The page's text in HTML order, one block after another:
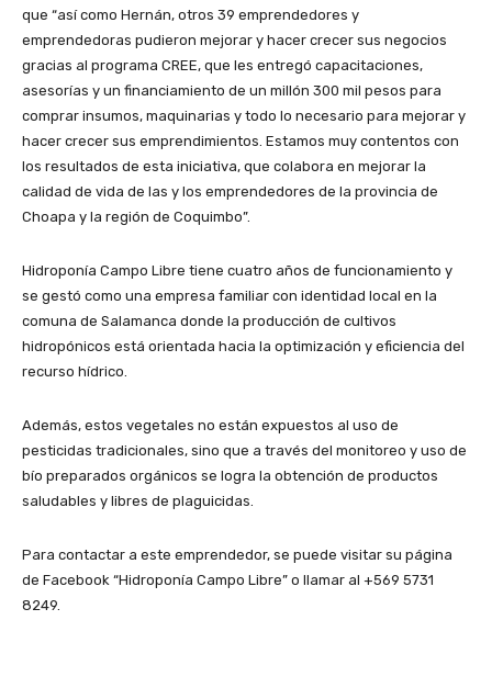
que “así como Hernán, otros 39 emprendedores y
emprendedoras pudieron mejorar y hacer crecer sus negocios
gracias al programa CREE, que les entregó capacitaciones,
asesorías y un financiamiento de un millón 300 mil pesos para
comprar insumos, maquinarias y todo lo necesario para mejorar y
hacer crecer sus emprendimientos. Estamos muy contentos con
los resultados de esta iniciativa, que colabora en mejorar la
calidad de vida de las y los emprendedores de la provincia de
Choapa y la región de Coquimbo”.
Hidroponía Campo Libre tiene cuatro años de funcionamiento y
se gestó como una empresa familiar con identidad local en la
comuna de Salamanca donde la producción de cultivos
hidropónicos está orientada hacia la optimización y eficiencia del
recurso hídrico.
Además, estos vegetales no están expuestos al uso de
pesticidas tradicionales, sino que a través del monitoreo y uso de
bío preparados orgánicos se logra la obtención de productos
saludables y libres de plaguicidas.
Para contactar a este emprendedor, se puede visitar su página
de Facebook “Hidroponía Campo Libre” o llamar al +569 5731
8249.